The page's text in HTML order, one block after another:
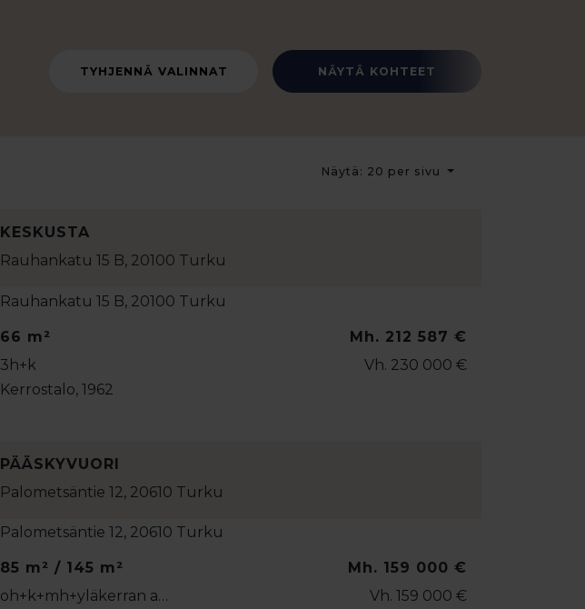
TYHJENNÄ VALINNAT NÄYTÄ KOHTEET
Näytä: 20 per sivu
KESKUSTA
Rauhankatu 15 B, 20100 Turku
66 m²
3h+k
Kerrostalo, 1962
Mh. 212 587 €
Vh. 230 000 €
PÄÄSKYVUORI
Palometsäntie 12, 20610 Turku
85 m² / 145 m²
oh+k+mh+yläkerran a…
Mh. 159 000 €
Vh. 159 000 €